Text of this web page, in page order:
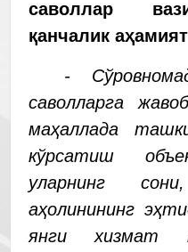
саволлар
қанчалик
-
саволларга
маҳаллада
кўрсатиш
уларнинг
аҳолинининг
янги хизмат